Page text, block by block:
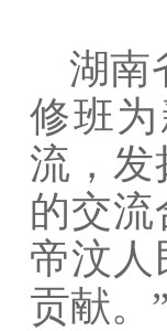
湖南
修班
流，发
的交
帝汶人
贡献。”